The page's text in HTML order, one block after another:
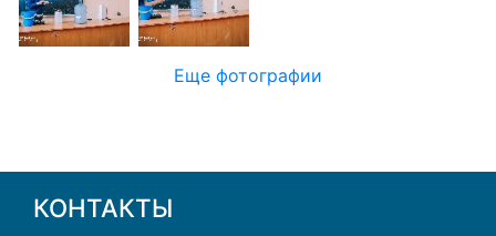
Еще фотографии
КОНТАКТЫ